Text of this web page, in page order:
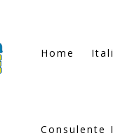
Home
Consulente